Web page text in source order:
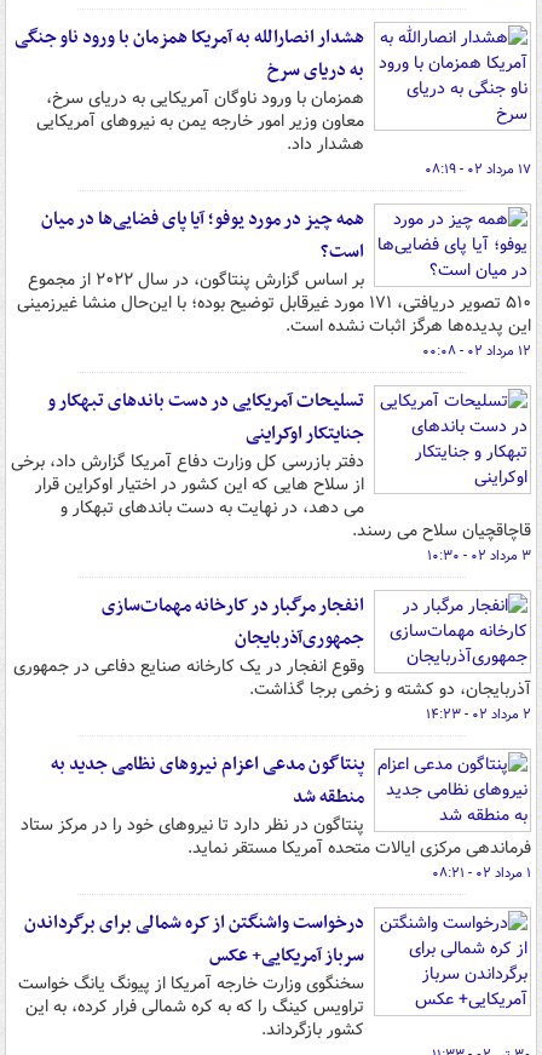
هشدار انصارالله به آمریکا همزمان با ورود ناو جنگی
به دریای سرخ
همزمان با ورود ناوگان آمریکایی به دریای سرخ،
معاون وزیر امور خارجه یمن به نیروهای آمریکایی
هشدار داد.
۱۷ مرداد ۰۲ - ۰۸:۱۹
همه چیز در مورد یوفو؛ آیا پای فضایی‌ها در میان
است؟
بر اساس گزارش پنتاگون، در سال ۲۰۲۲ از مجموع
۵۱۰ تصویر دریافتی، ۱۷۱ مورد غیرقابل توضیح بوده؛ با این‌حال منشا غیرزمینی
این پدیده‌ها هرگز اثبات نشده است.
۱۲ مرداد ۰۲ - ۰۰:۰۸
تسلیحات آمریکایی در دست باندهای تبهکار و
جنایتکار اوکراینی
دفتر بازرسی کل وزارت دفاع آمریکا گزارش داد، برخی
از سلاح هایی که این کشور در اختیار اوکراین قرار
می دهد، در نهایت به دست باندهای تبهکار و
قاچاقچیان سلاح می رسند.
۳ مرداد ۰۲ - ۱۰:۳۰
انفجار مرگبار در کارخانه مهمات‌سازی
جمهوری‌آذربایجان
وقوع انفجار در یک کارخانه صنایع دفاعی در جمهوری
آذربایجان، دو کشته و زخمی برجا گذاشت.
۲ مرداد ۰۲ - ۱۴:۲۳
پنتاگون مدعی اعزام نیروهای نظامی جدید به
منطقه شد
پنتاگون در نظر دارد تا نیروهای خود را در مرکز ستاد
فرماندهی مرکزی ایالات متحده آمریکا مستقر نماید.
۱ مرداد ۰۲ - ۰۸:۲۱
درخواست واشنگتن از کره شمالی برای برگرداندن
سرباز آمریکایی+ عکس
سخنگوی وزارت خارجه آمریکا از پیونگ یانگ خواست
تراویس کینگ را که به کره شمالی فرار کرده، به این
کشور بازگرداند.